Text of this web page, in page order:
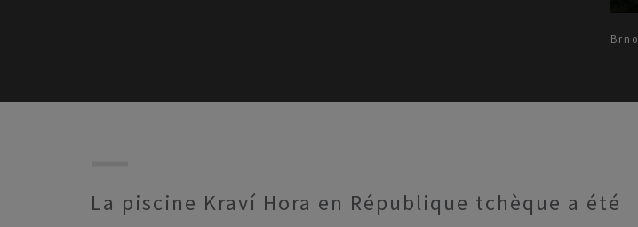
Brno
La piscine Kraví Hora en République tchèque a été